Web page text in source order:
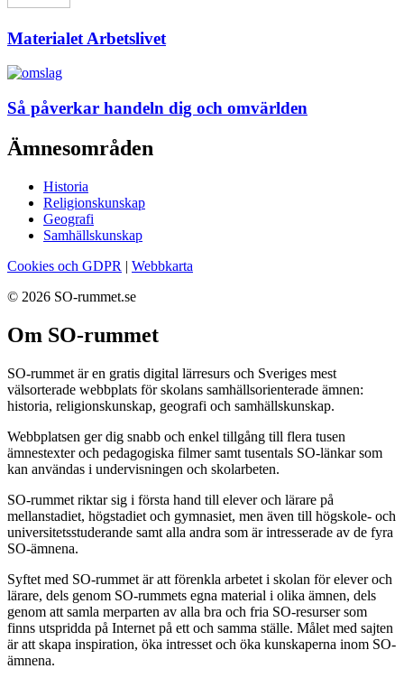
Materialet Arbetslivet
Så påverkar handeln dig och omvärlden
Ämnesområden
Historia
Religionskunskap
Geografi
Samhällskunskap
Cookies och GDPR | Webbkarta
© 2026 SO-rummet.se
Om SO-rummet
SO-rummet är en gratis digital lärresurs och Sveriges mest
välsorterade webbplats för skolans samhällsorienterade ämnen:
historia, religionskunskap, geografi och samhällskunskap.
Webbplatsen ger dig snabb och enkel tillgång till flera tusen
ämnestexter och pedagogiska filmer samt tusentals SO-länkar som
kan användas i undervisningen och skolarbeten.
SO-rummet riktar sig i första hand till elever och lärare på
mellanstadiet, högstadiet och gymnasiet, men även till högskole- och
universitetsstuderande samt alla andra som är intresserade av de fyra
SO-ämnena.
Syftet med SO-rummet är att förenkla arbetet i skolan för elever och
lärare, dels genom SO-rummets egna material i olika ämnen, dels
genom att samla merparten av alla bra och fria SO-resurser som
finns utspridda på Internet på ett och samma ställe. Målet med sajten
är att skapa inspiration, öka intresset och öka kunskaperna inom SO-
ämnena.